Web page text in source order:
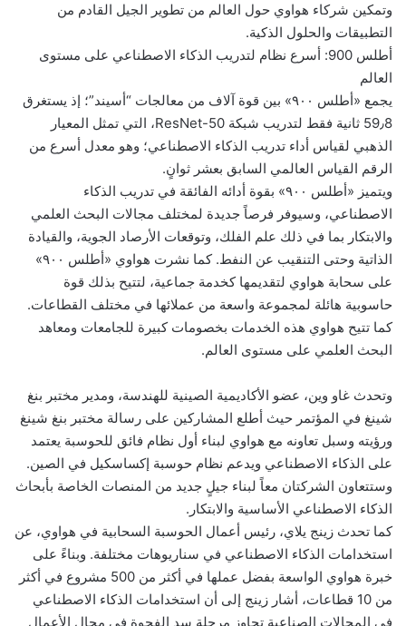
وتمكين شركاء هواوي حول العالم من تطوير الجيل القادم من
التطبيقات والحلول الذكية.
أطلس 900: أسرع نظام لتدريب الذكاء الاصطناعي على مستوى
العالم
يجمع «أطلس ٩٠٠» بين قوة آلاف من معالجات “أسيند”؛ إذ يستغرق
59٫8 ثانية فقط لتدريب شبكة ResNet-50، التي تمثل المعيار
الذهبي لقياس أداء تدريب الذكاء الاصطناعي؛ وهو معدل أسرع من
الرقم القياس العالمي السابق بعشر ثوانٍ.
ويتميز «أطلس ٩٠٠» بقوة أدائه الفائقة في تدريب الذكاء
الاصطناعي، وسيوفر فرصاً جديدة لمختلف مجالات البحث العلمي
والابتكار بما في ذلك علم الفلك، وتوقعات الأرصاد الجوية، والقيادة
الذاتية وحتى التنقيب عن النفط. كما نشرت هواوي «أطلس ٩٠٠»
على سحابة هواوي لتقديمها كخدمة جماعية، لتتيح بذلك قوة
حاسوبية هائلة لمجموعة واسعة من عملائها في مختلف القطاعات.
كما تتيح هواوي هذه الخدمات بخصومات كبيرة للجامعات ومعاهد
البحث العلمي على مستوى العالم.
وتحدث غاو وين، عضو الأكاديمية الصينية للهندسة، ومدير مختبر بنغ
شينغ في المؤتمر حيث أطلع المشاركين على رسالة مختبر بنغ شينغ
ورؤيته وسبل تعاونه مع هواوي لبناء أول نظام فائق للحوسبة يعتمد
على الذكاء الاصطناعي ويدعم نظام حوسبة إكساسكيل في الصين.
وستتعاون الشركتان معاً لبناء جيلٍ جديد من المنصات الخاصة بأبحاث
الذكاء الاصطناعي الأساسية والابتكار.
كما تحدث زينج يلاي، رئيس أعمال الحوسبة السحابية في هواوي، عن
استخدامات الذكاء الاصطناعي في سناريوهات مختلفة. وبناءً على
خبرة هواوي الواسعة بفضل عملها في أكثر من 500 مشروع في أكثر
من 10 قطاعات، أشار زينج إلى أن استخدامات الذكاء الاصطناعي
في المجالات الصناعية تجاوز مرحلة سد الفجوة في مجال الأعمال